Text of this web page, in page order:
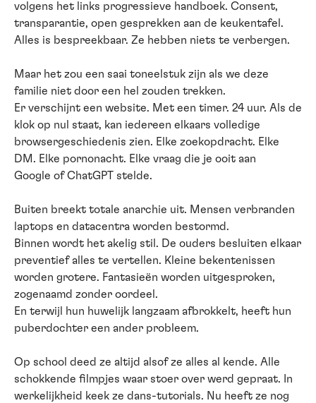
volgens het links progressieve handboek. Consent,
transparantie, open gesprekken aan de keukentafel.
Alles is bespreekbaar. Ze hebben niets te verbergen.
Maar het zou een saai toneelstuk zijn als we deze
familie niet door een hel zouden trekken.
Er verschijnt een website. Met een timer. 24 uur. Als de
klok op nul staat, kan iedereen elkaars volledige
browsergeschiedenis zien. Elke zoekopdracht. Elke
DM. Elke pornonacht. Elke vraag die je ooit aan
Google of ChatGPT stelde.
Buiten breekt totale anarchie uit. Mensen verbranden
laptops en datacentra worden bestormd.
Binnen wordt het akelig stil. De ouders besluiten elkaar
preventief alles te vertellen. Kleine bekentenissen
worden grotere. Fantasieën worden uitgesproken,
zogenaamd zonder oordeel.
En terwijl hun huwelijk langzaam afbrokkelt, heeft hun
puberdochter een ander probleem.
Op school deed ze altijd alsof ze alles al kende. Alle
schokkende filmpjes waar stoer over werd gepraat. In
werkelijkheid keek ze dans-tutorials. Nu heeft ze nog